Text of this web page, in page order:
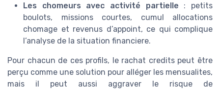
Les chomeurs avec activité partielle : petits
boulots, missions courtes, cumul allocations
chomage et revenus d’appoint, ce qui complique
l’analyse de la situation financiere.
Pour chacun de ces profils, le rachat credits peut être
perçu comme une solution pour alléger les mensualites,
mais il peut aussi aggraver le risque de